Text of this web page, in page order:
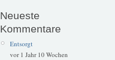
Neueste
Kommentare
Entsorgt
vor 1 Jahr 10 Wochen